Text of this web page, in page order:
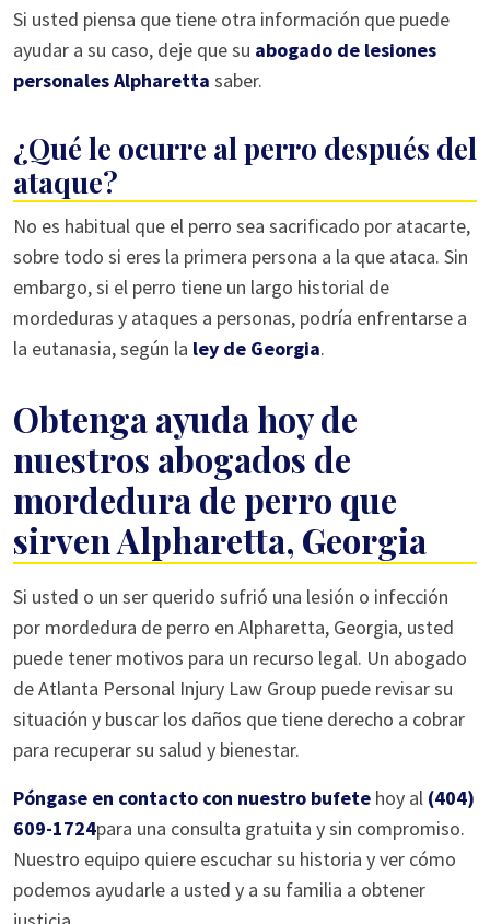
Si usted piensa que tiene otra información que puede
ayudar a su caso, deje que su abogado de lesiones
personales Alpharetta saber.
¿Qué le ocurre al perro después del
ataque?
No es habitual que el perro sea sacrificado por atacarte,
sobre todo si eres la primera persona a la que ataca. Sin
embargo, si el perro tiene un largo historial de
mordeduras y ataques a personas, podría enfrentarse a
la eutanasia, según la ley de Georgia.
Obtenga ayuda hoy de
nuestros abogados de
mordedura de perro que
sirven Alpharetta, Georgia
Si usted o un ser querido sufrió una lesión o infección
por mordedura de perro en Alpharetta, Georgia, usted
puede tener motivos para un recurso legal. Un abogado
de Atlanta Personal Injury Law Group puede revisar su
situación y buscar los daños que tiene derecho a cobrar
para recuperar su salud y bienestar.
Póngase en contacto con nuestro bufete hoy al (404)
609-1724para una consulta gratuita y sin compromiso.
Nuestro equipo quiere escuchar su historia y ver cómo
podemos ayudarle a usted y a su familia a obtener